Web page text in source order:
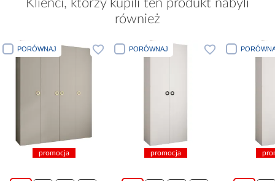
Klienci, którzy kupili ten produkt nabyli
również
PORÓWNAJ
promocja
PORÓWNAJ
promocja